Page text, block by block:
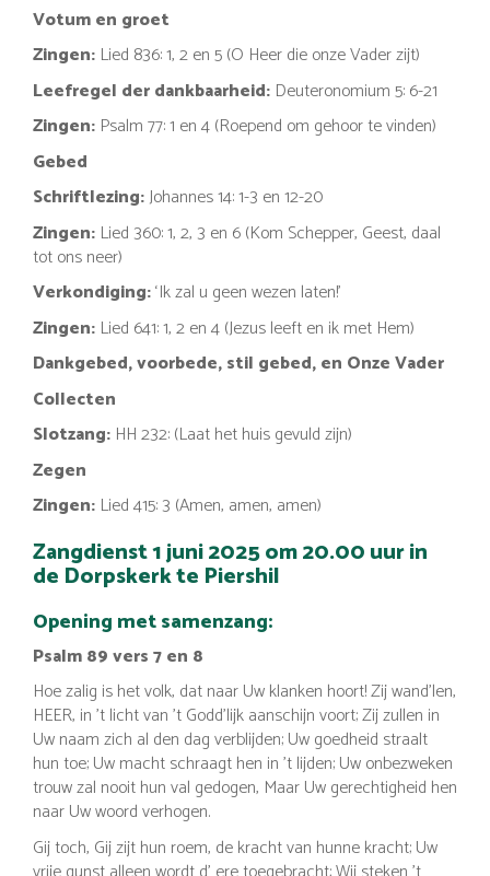
Votum en groet
Zingen: Lied 836: 1, 2 en 5 (O Heer die onze Vader zijt)
Leefregel der dankbaarheid: Deuteronomium 5: 6-21
Zingen: Psalm 77: 1 en 4 (Roepend om gehoor te vinden)
Gebed
Schriftlezing:Johannes 14: 1-3 en 12-20
Zingen: Lied 360: 1, 2, 3 en 6 (Kom Schepper, Geest, daal
tot ons neer)
Verkondiging:‘Ik zal u geen wezen laten!’
Zingen: Lied 641: 1, 2 en 4 (Jezus leeft en ik met Hem)
Dankgebed, voorbede, stil gebed, en Onze Vader
Collecten
Slotzang: HH 232: (Laat het huis gevuld zijn)
Zegen
Zingen: Lied 415: 3 (Amen, amen, amen)
Zangdienst 1 juni 2025 om 20.00 uur in
de Dorpskerk te Piershil
Opening met samenzang:
Psalm 89 vers 7 en 8
Hoe zalig is het volk, dat naar Uw klanken hoort! Zij wand'len,
HEER, in 't licht van 't Godd'lijk aanschijn voort; Zij zullen in
Uw naam zich al den dag verblijden; Uw goedheid straalt
hun toe; Uw macht schraagt hen in 't lijden; Uw onbezweken
trouw zal nooit hun val gedogen, Maar Uw gerechtigheid hen
naar Uw woord verhogen.
Gij toch, Gij zijt hun roem, de kracht van hunne kracht; Uw